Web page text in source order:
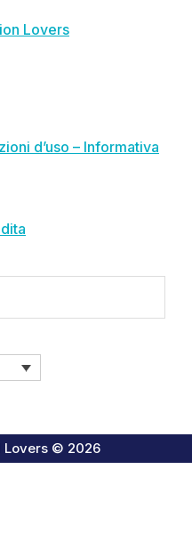
Lovers
d’uso – Informativa
Lovers © 2026